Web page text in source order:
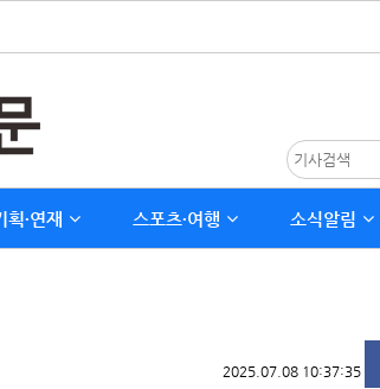
획∙연재 스포츠∙여행 소식알림
2025.07.08 10:37:35